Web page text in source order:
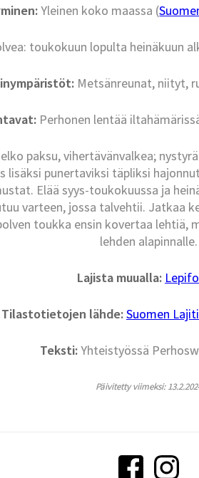
Yleinen koko maassa (
toukokuun lopulta heinäkuun
Metsänreunat, niityt,
Perhonen lentää
paksu, vihertävänvalkea;
lisäksi punertaviksi täpliksi
Elää syys-toukokuussa ja
varteen, jossa talvehtii. Jatkaa
toukka ensin kovertaa lehtiä,
lehden alapinnalle.
Lajista muualla:
Tilastotietojen lähde:Suomen
Teksti:Yhteistyössä
Päivitetty viimeksi: